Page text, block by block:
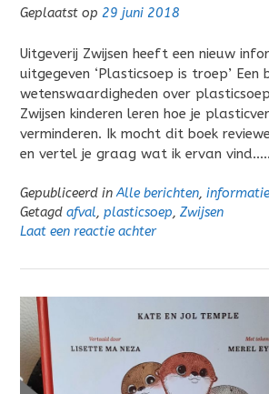
Geplaatst op 29 juni 2018
Uitgeverij Zwijsen heeft een nieuw
uitgegeven ‘Plasticsoep is troep’ Een
wetenswaardigheden over
Zwijsen kinderen leren hoe je
verminderen. Ik mocht dit boek
en vertel je graag wat ik ervan
Gepubliceerd inAlle berichten,
Getagd afval, plasticsoep, Zwijsen
Laat een reactie achter